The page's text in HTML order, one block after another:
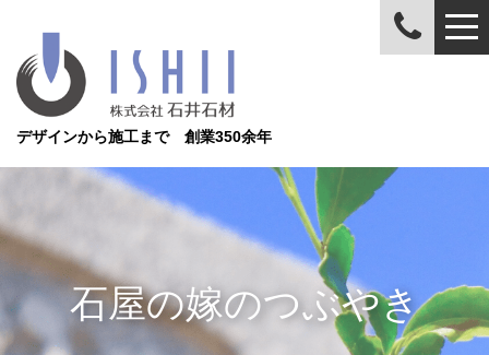
デザインから施工まで 創業350余年
石屋の嫁のつぶやき